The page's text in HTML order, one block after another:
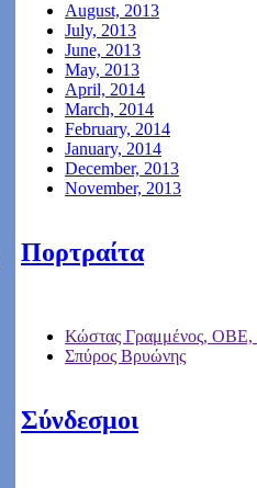
August, 2013
July, 2013
June, 2013
May, 2013
April, 2014
March, 2014
February, 2014
January, 2014
December, 2013
November, 2013
Πορτραίτα
Κώστας Γραμμένος, ΟΒΕ,
Σπύρος Βρυώνης
Σύνδεσμοι